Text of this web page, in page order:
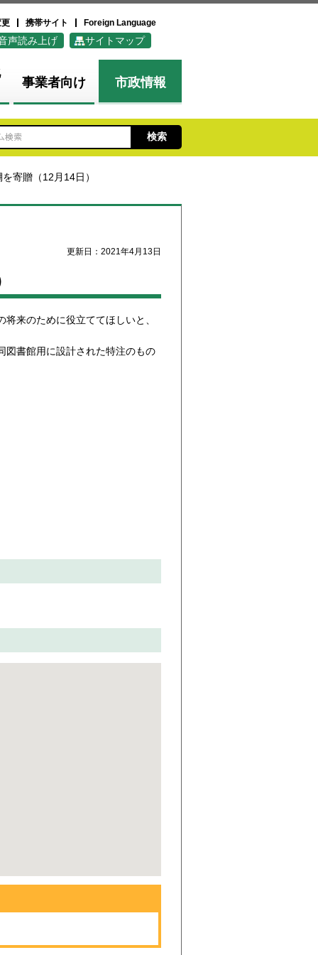
携帯サイト Foreign Language
声読み上げ サイトマップ
事業者向け 市政情報
寄贈（12月14日）
更新日：2021年4月13日
来のために役立ててほしいと、
図書館用に設計された特注のもの